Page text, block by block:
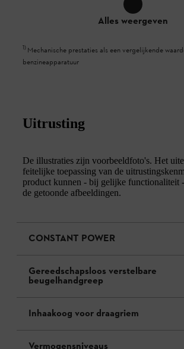
Alles weergeven
1) Mechanische prestaties als een vergelijkende
benzineapparatuur
Uitrusting
De illustraties zijn voorbeeldfoto's. Het
feitelijke toepassing van de
product kunnen - bij gelijke functionaliteit
de getoonde afbeeldingen.
CONSTANT POWER
Gereedschapsloos verstelbare
beugelhandgreep
Inhaakoog voor draagriem
Vermogensniveaus